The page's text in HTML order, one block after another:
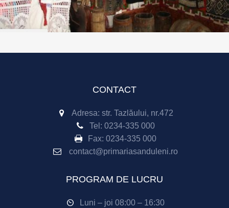
CONTACT
Adresa: str. Tazlăului, nr.472
Tel: 0234-335 000
Fax: 0234-335 000
contact@primariasanduleni.ro
PROGRAM DE LUCRU
Luni – joi 08:00 – 16:30